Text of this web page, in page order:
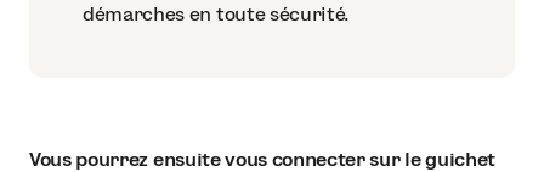
démarches en toute sécurité.
Vous pourrez ensuite vous connecter sur le guichet